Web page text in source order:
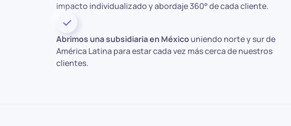
impacto individualizado y abordaje 360° de cada cliente.
Abrimos una subsidiaria en Méxicouniendo norte y sur de
América Latina para estar cada vez más cerca de nuestros
clientes.